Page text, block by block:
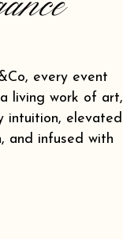
every event
living work of art,
intuition, elevated
and infused with